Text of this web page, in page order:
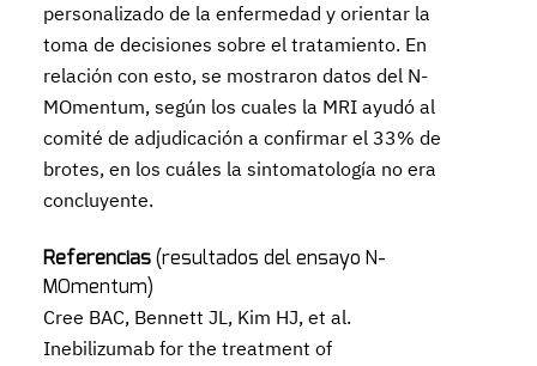
personalizado de la enfermedad y orientar la
toma de decisiones sobre el tratamiento. En
relación con esto, se mostraron datos del N-
MOmentum, según los cuales la MRI ayudó al
comité de adjudicación a confirmar el 33% de
brotes, en los cuáles la sintomatología no era
concluyente.
Referencias (resultados del ensayo N-
MOmentum)
Cree BAC, Bennett JL, Kim HJ, et al.
Inebilizumab for the treatment of